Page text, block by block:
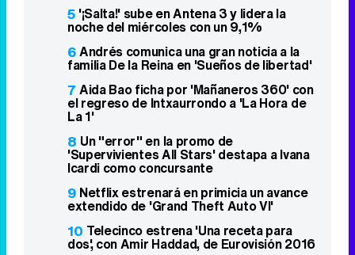
5 '¡Salta!' sube en Antena 3 y lidera la
noche del miércoles con un 9,1%
6Andrés comunica una gran noticia a la
familia De la Reina en 'Sueños de libertad'
7 Aida Bao ficha por 'Mañaneros 360' con
el regreso de Intxaurrondo a 'La Hora de
La 1'
8 Un "error" en la promo de
'Supervivientes All Stars' destapa a Ivana
Icardi como concursante
9 Netflix estrenará en primicia un avance
extendido de 'Grand Theft Auto VI'
10 Telecinco estrena 'Una receta para
dos', con Amir Haddad, de Eurovisión 2016